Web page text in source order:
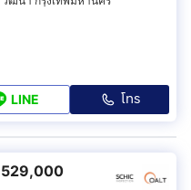
LINE โทร
529,000